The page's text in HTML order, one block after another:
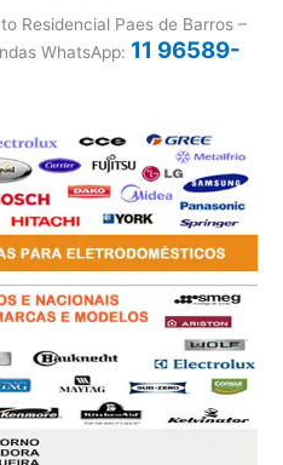
Residencial Paes de Barros –
WhatsApp: 11 96589-